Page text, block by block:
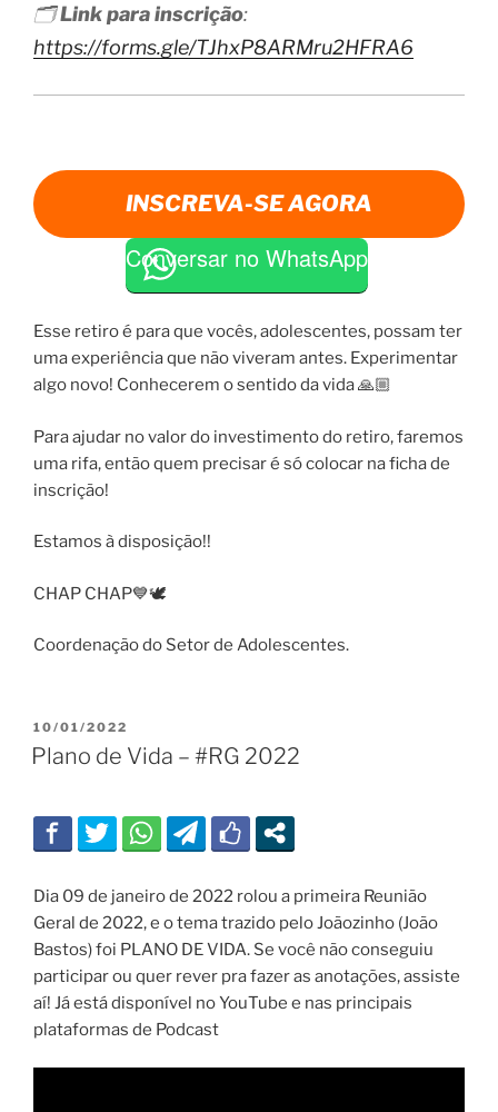
🗂️Link para inscrição:
https://forms.gle/TJhxP8ARMru2HFRA6
INSCREVA-SE AGORA
Conversar no WhatsApp
Esse retiro é para que vocês, adolescentes, possam ter
uma experiência que não viveram antes. Experimentar
algo novo! Conhecerem o sentido da vida 🙏🏼
Para ajudar no valor do investimento do retiro, faremos
uma rifa, então quem precisar é só colocar na ficha de
inscrição!
Estamos à disposição!!
CHAP CHAP💙🕊️
Coordenação do Setor de Adolescentes.
PUBLICADO
EM
10/01/2022
Plano de Vida – #RG 2022
Dia 09 de janeiro de 2022 rolou a primeira Reunião
Geral de 2022, e o tema trazido pelo Joãozinho (João
Bastos) foi PLANO DE VIDA. Se você não conseguiu
participar ou quer rever pra fazer as anotações, assiste
aí! Já está disponível no YouTube e nas principais
plataformas de Podcast